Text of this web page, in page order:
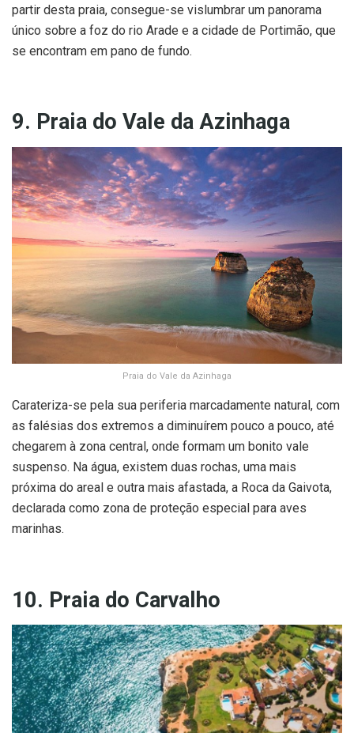
partir desta praia, consegue-se vislumbrar um panorama
único sobre a foz do rio Arade e a cidade de Portimão, que
se encontram em pano de fundo.
9. Praia do Vale da Azinhaga
Praia do Vale da Azinhaga
Carateriza-se pela sua periferia marcadamente natural, com
as falésias dos extremos a diminuírem pouco a pouco, até
chegarem à zona central, onde formam um bonito vale
suspenso. Na água, existem duas rochas, uma mais
próxima do areal e outra mais afastada, a Roca da Gaivota,
declarada como zona de proteção especial para aves
marinhas.
10. Praia do Carvalho